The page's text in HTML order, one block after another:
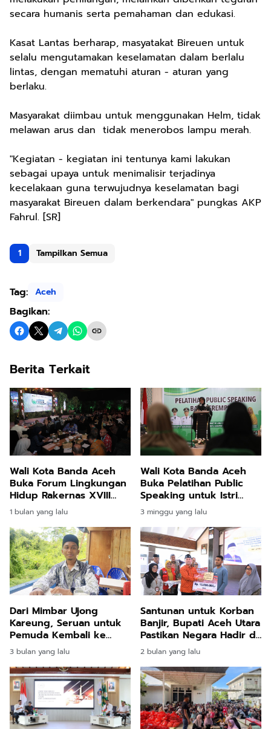
secara humanis serta pemahaman dan edukasi.
Kasat Lantas berharap, masyatakat Bireuen untuk
selalu mengutamakan keselamatan dalam berlalu
lintas, dengan mematuhi aturan - aturan yang
berlaku.
Masyarakat diimbau untuk menggunakan Helm, tidak
melawan arus dan tidak menerobos lampu merah.
"Kegiatan - kegiatan ini tentunya kami lakukan
sebagai upaya untuk menimalisir terjadinya
kecelakaan guna terwujudnya keselamatan bagi
masyarakat Bireuen dalam berkendara" pungkas AKP
Fahrul. [SR]
1 Tampilkan Semua
Tag: Aceh
Bagikan:
Berita Terkait
Wali Kota Banda Aceh
Buka Forum Lingkungan
Hidup Rakernas XVIII
APEKSI 2026, Bahas Aksi
Nyata Hadapi Perubahan
Iklim
1 bulan yang lalu
Wali Kota Banda Aceh
Buka Pelatihan Public
Speaking untuk Istri
Keuchik, Perkuat Peran
Perempuan di Gampong
3 minggu yang lalu
Dari Mimbar Ujong
Kareung, Seruan untuk
Pemuda Kembali ke
Masjid
3 bulan yang lalu
Santunan untuk Korban
Banjir, Bupati Aceh Utara
Pastikan Negara Hadir di
Tengah Duka
2 bulan yang lalu